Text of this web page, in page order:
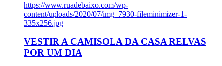
https://www.ruadebaixo.com/wp-
content/uploads/2020/07/img_7930-fileminimizer-1-
335x256.jpg
VESTIR A CAMISOLA DA CASA RELVAS
POR UM DIA